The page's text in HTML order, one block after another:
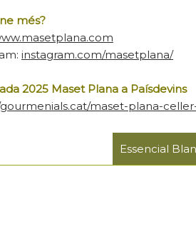
més?
instagram.com/masetplana/
2025 Maset Plana a Paísdevins
maset-plana-
Essencial